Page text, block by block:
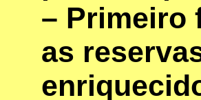
– Primeiro
as